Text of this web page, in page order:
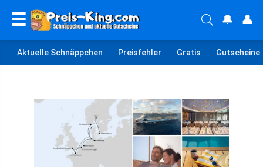
☰ 🔔 👤
Aktuelle Schnäppchen Preisfehler Gratis Gutscheine